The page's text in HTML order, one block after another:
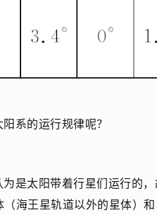
系的运行规律呢？
是太阳带着行星们运行的
（海王星轨道以外的星体）